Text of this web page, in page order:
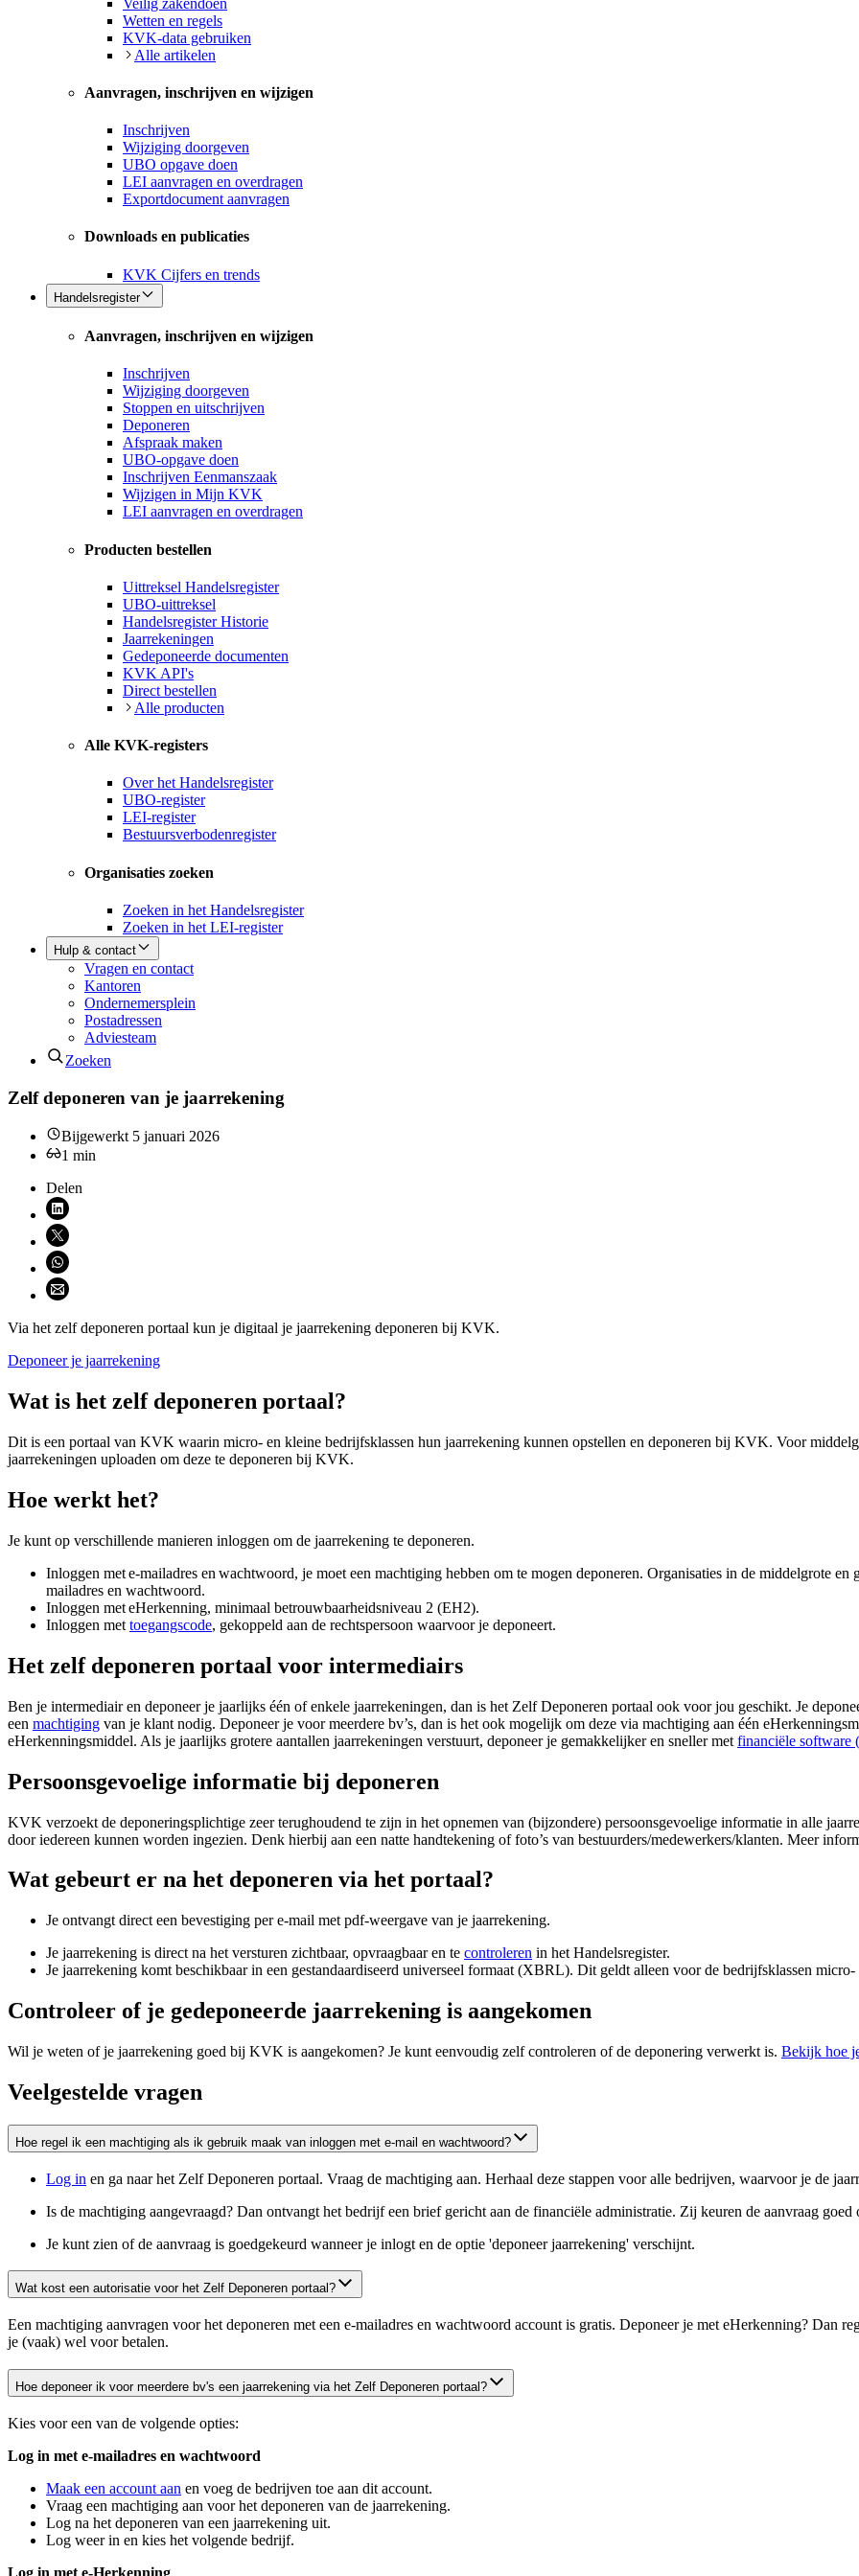
Wetten en regels
KVK-data gebruiken
Alle artikelen
Aanvragen, inschrijven en wijzigen
Inschrijven
Wijziging doorgeven
UBO opgave doen
LEI aanvragen en overdragen
Exportdocument aanvragen
Downloads en publicaties
KVK Cijfers en trends
Handelsregister
Aanvragen, inschrijven en wijzigen
Inschrijven
Wijziging doorgeven
Stoppen en uitschrijven
Deponeren
Afspraak maken
UBO-opgave doen
Inschrijven Eenmanszaak
Wijzigen in Mijn KVK
LEI aanvragen en overdragen
Producten bestellen
Uittreksel Handelsregister
UBO-uittreksel
Handelsregister Historie
Jaarrekeningen
Gedeponeerde documenten
KVK API's
Direct bestellen
Alle producten
Alle KVK-registers
Over het Handelsregister
UBO-register
LEI-register
Bestuursverbodenregister
Organisaties zoeken
Zoeken in het Handelsregister
Zoeken in het LEI-register
Hulp & contact
Vragen en contact
Kantoren
Ondernemersplein
Postadressen
Adviesteam
Zoeken
Zelf deponeren van je jaarrekening
Bijgewerkt 5 januari 2026
1 min
Delen
Deel via LinkedIn (opent nieuw venster)
Deel via X (opent nieuw venster)
Deel via WhatsApp (opent WhatsApp)
Deel via email (opent email programma)
Via het zelf deponeren portaal kun je digitaal je jaarrekening deponeren bij KVK.
Deponeer je jaarrekening
Wat is het zelf deponeren portaal?
Dit is een portaal van KVK waarin micro- en kleine bedrijfsklassen hun jaarrekening kunnen opstellen en deponeren bij KVK. Voor
jaarrekeningen uploaden om deze te deponeren bij KVK.
Hoe werkt het?
Je kunt op verschillende manieren inloggen om de jaarrekening te deponeren.
Inloggen met e-mailadres en wachtwoord, je moet een machtiging hebben om te mogen deponeren. Organisaties in de middelgrote
mailadres en wachtwoord.
Inloggen met eHerkenning, minimaal betrouwbaarheidsniveau 2 (EH2).
Inloggen met toegangscode, gekoppeld aan de rechtspersoon waarvoor je deponeert.
Het zelf deponeren portaal voor intermediairs
Ben je intermediair en deponeer je jaarlijks één of enkele jaarrekeningen, dan is het Zelf Deponeren portaal ook voor jou geschikt. Je
een machtiging van je klant nodig. Deponeer je voor meerdere bv’s, dan is het ook mogelijk om deze via machtiging aan één
eHerkenningsmiddel. Als je jaarlijks grotere aantallen jaarrekeningen verstuurt, deponeer je gemakkelijker en sneller met financiële software
Persoonsgevoelige informatie bij deponeren
KVK verzoekt de deponeringsplichtige zeer terughoudend te zijn in het opnemen van (bijzondere) persoonsgevoelige informatie in alle
door iedereen kunnen worden ingezien. Denk hierbij aan een natte handtekening of foto’s van bestuurders/medewerkers/klanten. Meer
Wat gebeurt er na het deponeren via het portaal?
Je ontvangt direct een bevestiging per e-mail met pdf-weergave van je jaarrekening.
Je jaarrekening is direct na het versturen zichtbaar, opvraagbaar en te controleren in het Handelsregister.
Je jaarrekening komt beschikbaar in een gestandaardiseerd universeel formaat (XBRL). Dit geldt alleen voor de bedrijfsklassen
Controleer of je gedeponeerde jaarrekening is aangekomen
Wil je weten of je jaarrekening goed bij KVK is aangekomen? Je kunt eenvoudig zelf controleren of de deponering verwerkt is. Bekijk hoe
Veelgestelde vragen
Hoe regel ik een machtiging als ik gebruik maak van inloggen met e-mail en wachtwoord?
Log in en ga naar het Zelf Deponeren portaal. Vraag de machtiging aan. Herhaal deze stappen voor alle bedrijven, waarvoor je de
Is de machtiging aangevraagd? Dan ontvangt het bedrijf een brief gericht aan de financiële administratie. Zij keuren de aanvraag goed
Je kunt zien of de aanvraag is goedgekeurd wanneer je inlogt en de optie 'deponeer jaarrekening' verschijnt.
Wat kost een autorisatie voor het Zelf Deponeren portaal?
Een machtiging aanvragen voor het deponeren met een e-mailadres en wachtwoord account is gratis. Deponeer je met eHerkenning? Dan
je (vaak) wel voor betalen.
Hoe deponeer ik voor meerdere bv's een jaarrekening via het Zelf Deponeren portaal?
Kies voor een van de volgende opties:
Log in met e-mailadres en wachtwoord
Maak een account aan en voeg de bedrijven toe aan dit account.
Vraag een machtiging aan voor het deponeren van de jaarrekening.
Log na het deponeren van een jaarrekening uit.
Log weer in en kies het volgende bedrijf.
Log in met e-Herkenning